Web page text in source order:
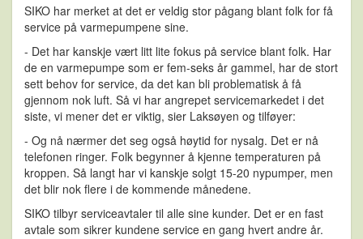
SIKO har merket at det er veldig stor pågang blant folk for få
service på varmepumpene sine.
- Det har kanskje vært litt lite fokus på service blant folk. Har
de en varmepumpe som er fem-seks år gammel, har de stort
sett behov for service, da det kan bli problematisk å få
gjennom nok luft. Så vi har angrepet servicemarkedet i det
siste, vi mener det er viktig, sier Laksøyen og tilføyer:
- Og nå nærmer det seg også høytid for nysalg. Det er nå
telefonen ringer. Folk begynner å kjenne temperaturen på
kroppen. Så langt har vi kanskje solgt 15-20 nypumper, men
det blir nok flere i de kommende månedene.
SIKO tilbyr serviceavtaler til alle sine kunder. Det er en fast
avtale som sikrer kundene service en gang hvert andre år.